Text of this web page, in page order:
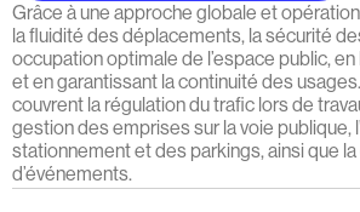
Grâce à une approche globale et
la fluidité des déplacements, la sécurité
occupation optimale de l’espace public,
et en garantissant la continuité des
couvrent la régulation du trafic lors de
gestion des emprises sur la voie publique,
stationnement et des parkings, ainsi que
d’événements.